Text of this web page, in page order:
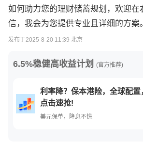
如何助力您的理财储蓄规划，欢迎在
信，我会为您提供专业且详细的方案。
发布于2025-8-20 11:39 北京
6.5%稳健高收益计划 (官方推荐)
利率降？保本港险，全球配置
点击速抢!
美元保单，降息不慌